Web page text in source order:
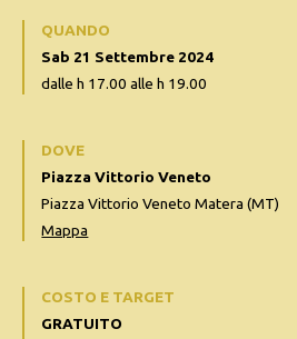
QUANDO
Sab 21 Settembre 2024
dalle h 17.00 alle h 19.00
DOVE
Piazza Vittorio Veneto
Piazza Vittorio Veneto Matera (MT)
Mappa
COSTO E TARGET
GRATUITO